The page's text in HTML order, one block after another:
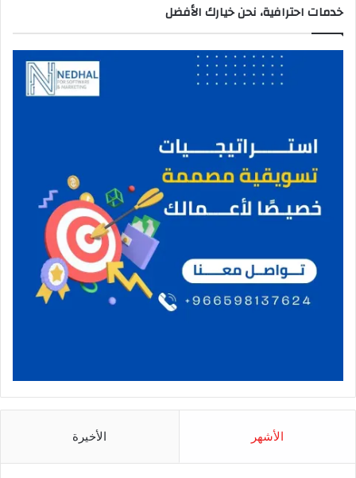
خدمات احترافية، نحن خيارك الأفضل
الأشهر الأخيرة